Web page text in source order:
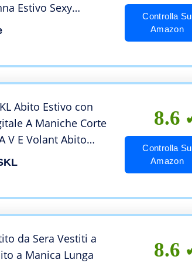
Estivo Sexy
Blu navy-
Controlla Su
Amazon
Abito Estivo con
A Maniche Corte
V E Volant Abito
da Donna Elegante
8.6
Controlla Su
Amazon
da Sera Vestiti a
a Manica Lunga
8.6